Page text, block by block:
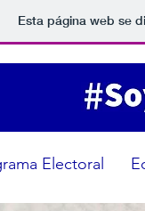
Esta página web se
Electoral